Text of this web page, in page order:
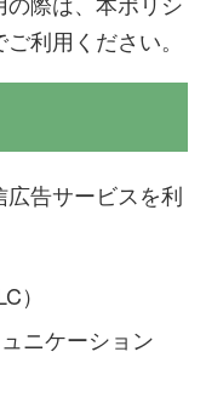
利用ください。
告サービスを利
）
ニケーション